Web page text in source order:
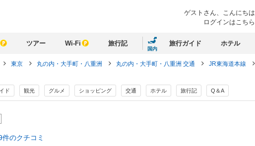
ゲストさん、 こんにちは
ログインはこちら
ツアー Wi-Fi 旅行記
国内
旅行ガイド ホテル
東京 丸の内・大手町・八重洲 丸の内・大手町・八重洲 交通 JR東海道本線
ド 観光 グルメ ショッピング 交通 ホテル 旅行記 Q＆A
件のクチコミ